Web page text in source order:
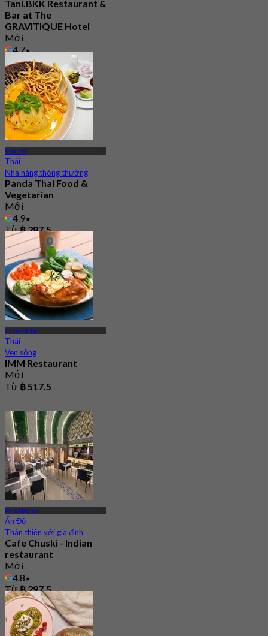
Tani.BKK Restaurant &
Bar at The
GRAVITIQUE Hotel
Mới
4.7
Từ฿ 530
Samsen
Thái
Nhà hàng thông thường
Panda Thai Food &
Vegetarian
Mới
4.9
Từ฿ 287.5
Bangkok Noi
Thái
Ven sông
IMM Restaurant
Mới
Từ ฿ 517.5
Phra Nakhon
Ấn Độ
Thân thiện với gia đình
Cafe Chuski - Indian
restaurant
Mới
4.8
Từ฿ 297.5